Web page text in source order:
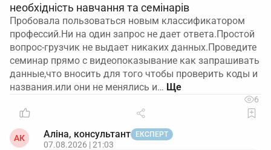
необхідність навчання та семінарів
Пробовала пользоваться новым классификатором
профессий.Ни на один запрос не дает ответа.Простой
вопрос-грузчик не выдает никаких данных.Проведите
семинар прямо с видеопоказывание как запрашивать
данные,что вносить для того чтобы проверить коды и
названия.или они не менялись и…
6
АК Аліна, консультант ЕКСПЕРТ
07.08.2026 | 21:03